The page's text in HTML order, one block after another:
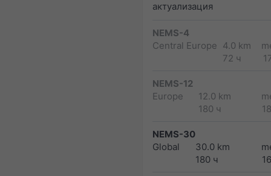
актуализация
NEMS-4
Central Europe 4.0 km
72 ч
NEMS-12
Europe
12.0 km
180 ч
NEMS-30
Global
30.0 km
180 ч